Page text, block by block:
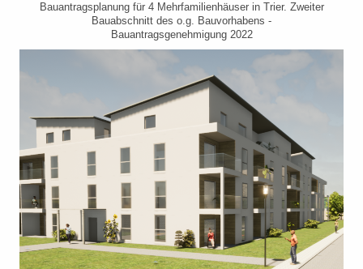
Bauantragsplanung für 4 Mehrfamilienhäuser in Trier. Zweiter
Bauabschnitt des o.g. Bauvorhabens -
Bauantragsgenehmigung 2022